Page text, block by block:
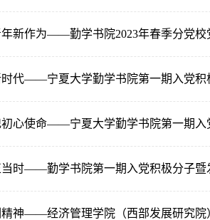
新作为——勤学书院2023年春季分党校
代——宁夏大学勤学书院第一期入党积
心使命——宁夏大学勤学书院第一期
时——勤学书院第一期入党积极分子暨
神——经济管理学院（西部发展研究院